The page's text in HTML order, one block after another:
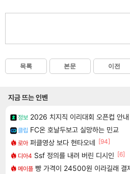
목록 본문 이전
지금 뜨는 인벤
정보 2026 치지직 이리대회 오픈컵 안내
클립 FC온 호날두보고 실망하는 민교
로아 퍼클영상 보다 현타오네 [94]
디아4 Ssf 정의를 내려 버린 디시인 [6]
메이플 빵 가격이 24500원 이라길래 결